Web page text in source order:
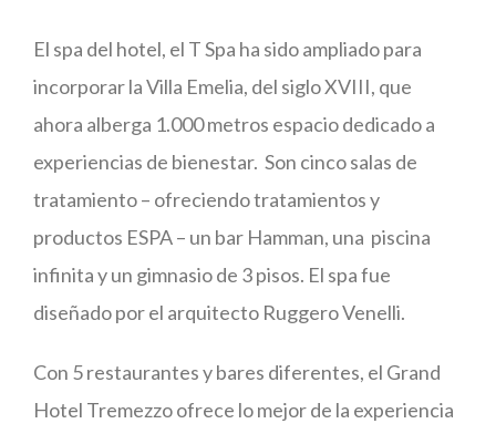
El spa del hotel, el T Spa ha sido ampliado para
incorporar la Villa Emelia, del siglo XVIII, que
ahora alberga 1.000 metros espacio dedicado a
experiencias de bienestar. Son cinco salas de
tratamiento – ofreciendo tratamientos y
productos ESPA – un bar Hamman, una piscina
infinita y un gimnasio de 3 pisos. El spa fue
diseñado por el arquitecto Ruggero Venelli.
Con 5 restaurantes y bares diferentes, el Grand
Hotel Tremezzo ofrece lo mejor de la experiencia